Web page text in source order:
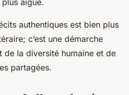
authentiques est bien plus
c’est une démarche
de la diversité humaine et de
partagées.